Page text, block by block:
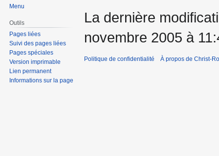
Menu
Outils
Pages liées
Suivi des pages liées
Pages spéciales
Version imprimable
Lien permanent
Informations sur la page
La dernière
novembre 2005 à
Politique de confidentialité À propos de Christ-